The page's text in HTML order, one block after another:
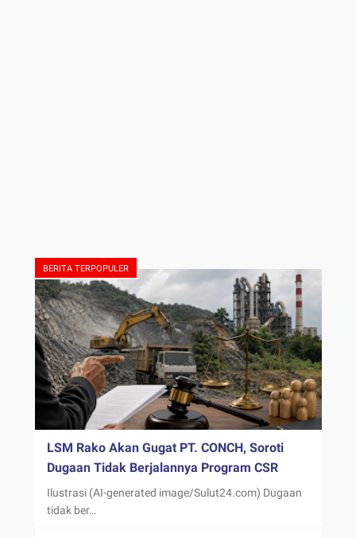
BERITA TERPOPULER
LSM Rako Akan Gugat PT. CONCH, Soroti
Dugaan Tidak Berjalannya Program CSR
Ilustrasi (AI-generated image/Sulut24.com) Dugaan
tidak ber…